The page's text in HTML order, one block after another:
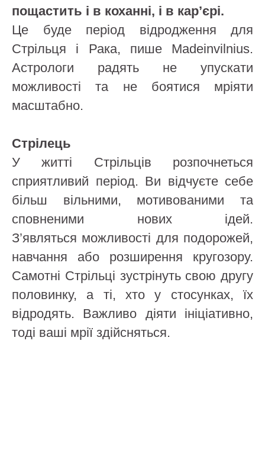
пощастить і в коханні, і в кар’єрі.
Це буде період відродження для
Стрільця і Рака, пише Madeinvilnius.
Астрологи радять не упускати
можливості та не боятися мріяти
масштабно.
Стрілець
У житті Стрільців розпочнеться
сприятливий період. Ви відчуєте себе
більш вільними, мотивованими та
сповненими нових ідей.
З’являться можливості для подорожей,
навчання або розширення кругозору.
Самотні Стрільці зустрінуть свою другу
половинку, а ті, хто у стосунках, їх
відродять. Важливо діяти ініціативно,
тоді ваші мрії здійсняться.